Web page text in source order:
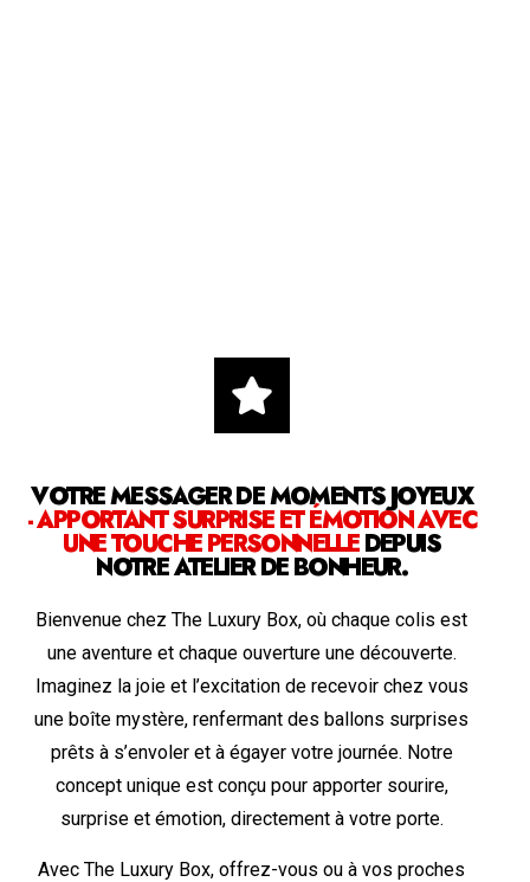
VOTRE MESSAGER DE MOMENTS JOYEUX
- APPORTANT SURPRISE ET ÉMOTION AVEC
UNE TOUCHE PERSONNELLEDEPUIS
NOTRE ATELIER DE BONHEUR.
Bienvenue chez The Luxury Box, où chaque colis est
une aventure et chaque ouverture une découverte.
Imaginez la joie et l’excitation de recevoir chez vous
une boîte mystère, renfermant des ballons surprises
prêts à s’envoler et à égayer votre journée. Notre
concept unique est conçu pour apporter sourire,
surprise et émotion, directement à votre porte.
Avec The Luxury Box, offrez-vous ou à vos proches